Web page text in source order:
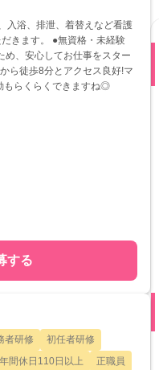
入浴、排泄、着替えなど看護
きます。 ●無資格・未経験
、安心してお仕事をスター
ら徒歩8分とアクセス良好!マ
もらくらくできますね◎
する
者研修
初任者研修
年間休日110日以上
正職員